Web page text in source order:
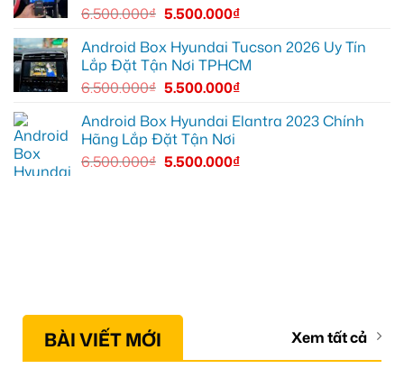
6.500.000₫ 5.500.000₫
Android Box Hyundai Tucson 2026 Uy Tín
Lắp Đặt Tận Nơi TPHCM
6.500.000₫ 5.500.000₫
Android Box Hyundai Elantra 2023 Chính
Hãng Lắp Đặt Tận Nơi
6.500.000₫ 5.500.000₫
BÀI VIẾT MỚI Xem tất cả